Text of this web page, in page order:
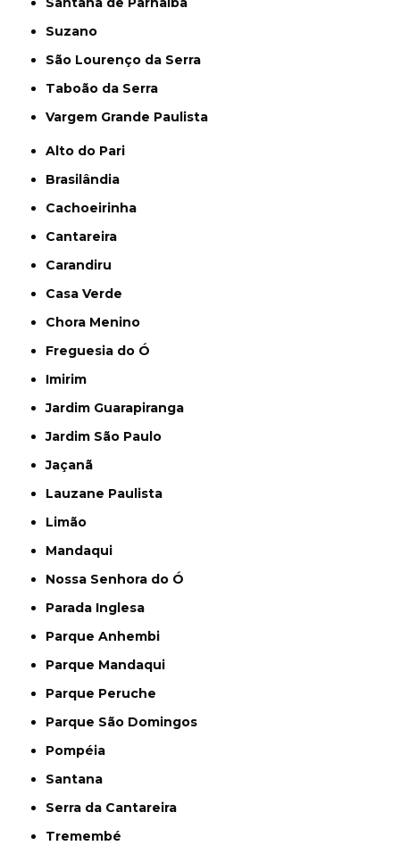
Suzano
São Lourenço da Serra
Taboão da Serra
Vargem Grande Paulista
Alto do Pari
Brasilândia
Cachoeirinha
Cantareira
Carandiru
Casa Verde
Chora Menino
Freguesia do Ó
Imirim
Jardim Guarapiranga
Jardim São Paulo
Jaçanã
Lauzane Paulista
Limão
Mandaqui
Nossa Senhora do Ó
Parada Inglesa
Parque Anhembi
Parque Mandaqui
Parque Peruche
Parque São Domingos
Pompéia
Santana
Serra da Cantareira
Tremembé